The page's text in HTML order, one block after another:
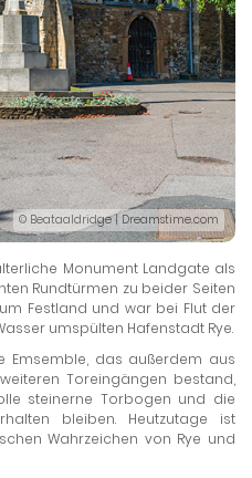
© Beataaldridge | Dreamstime.com
Monument Landgate als
Rundtürmen zu beider Seiten
Festland und war bei Flut der
umspülten Hafenstadt Rye.
Emsemble, das außerdem aus
Toreingängen bestand,
steinerne Torbogen und die
bleiben. Heutzutage ist
Wahrzeichen von Rye und